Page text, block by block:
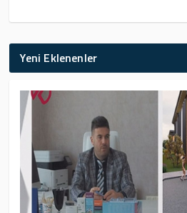
Yeni Eklenenler